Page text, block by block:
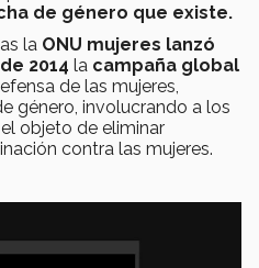
de género que existe.
la ONU mujeres lanzó
2014 la campaña global
de las mujeres,
género, involucrando a los
objeto de eliminar
contra las mujeres.